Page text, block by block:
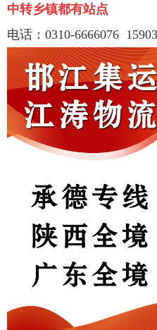
中转乡镇都有站点
电话： 0310-6666076